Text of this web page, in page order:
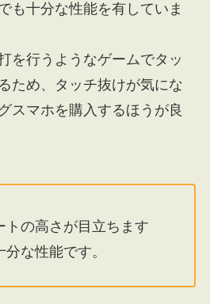
も十分な性能を有していま
を行うようなゲームでタッ
ため、タッチ抜けが気にな
スマホを購入するほうが良
トの高さが目立ちます
な性能です。